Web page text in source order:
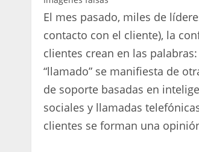
El mes pasado, miles de
contacto con el cliente), la
clientes crean en las
“llamado” se manifiesta de
de soporte basadas en
sociales y llamadas
clientes se forman una